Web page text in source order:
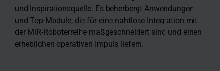
und Inspirationsquelle. Es beherbergt Anwendungen
und Top-Module, die für eine nahtlose Integration mit
der MiR-Roboterreihe maßgeschneidert sind und einen
erheblichen operativen Impuls liefern.